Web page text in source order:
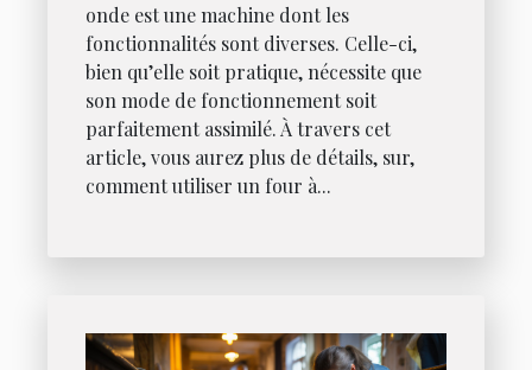
onde est une machine dont les
fonctionnalités sont diverses. Celle-ci,
bien qu’elle soit pratique, nécessite que
son mode de fonctionnement soit
parfaitement assimilé. À travers cet
article, vous aurez plus de détails, sur,
comment utiliser un four à...